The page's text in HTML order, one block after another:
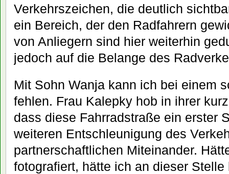
Verkehrszeichen, die deutlich
ein Bereich, der den Radfahrern
von Anliegern sind hier weiterhin
jedoch auf die Belange des
Mit Sohn Wanja kann ich bei einem
fehlen. Frau Kalepky hob in ihrer
dass diese Fahrradstraße ein erster
weiteren Entschleunigung des
partnerschaftlichen Miteinander.
fotografiert, hätte ich an dieser Stelle